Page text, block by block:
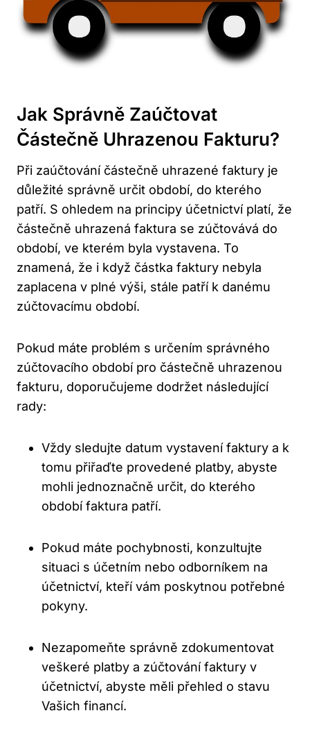
Jak Správně Zaúčtovat
Částečně Uhrazenou Fakturu?
Při zaúčtování částečně uhrazené faktury je
důležité správně určit období, do kterého
patří. S ohledem na principy účetnictví platí, že
částečně uhrazená faktura se zúčtovává do
období, ve kterém byla vystavena. To
znamená, že i když částka faktury nebyla
zaplacena v plné výši, stále patří k danému
zúčtovacímu období.
Pokud máte problém s určením správného
zúčtovacího období pro částečně uhrazenou
fakturu, doporučujeme dodržet následující
rady:
Vždy sledujte datum vystavení faktury a k
tomu přiřaďte provedené platby, abyste
mohli jednoznačně určit, do kterého
období faktura patří.
Pokud máte pochybnosti, konzultujte
situaci s účetním nebo odborníkem na
účetnictví, kteří vám poskytnou potřebné
pokyny.
Nezapomeňte správně zdokumentovat
veškeré platby a zúčtování faktury v
účetnictví, abyste měli přehled o stavu
Vašich financí.